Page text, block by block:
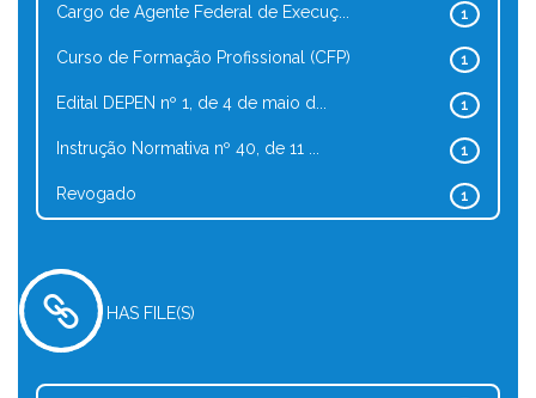
1
Cargo de Agente Federal de Execuç...
1
Curso de Formação Profissional (CFP)
1
Edital DEPEN nº 1, de 4 de maio d...
1
Instrução Normativa nº 40, de 11 ...
1
Revogado
HAS FILE(S)